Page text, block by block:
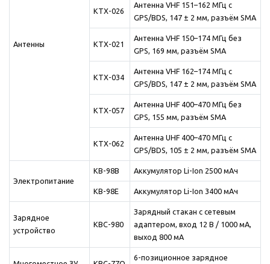
Антенны
KTX-026
Антенна VHF 151–162 МГц с
GPS/BDS, 147 ± 2 мм, разъём SMA
KTX-021
Антенна VHF 150–174 МГц без
GPS, 169 мм, разъём SMA
KTX-034
Антенна VHF 162–174 МГц с
GPS/BDS, 147 ± 2 мм, разъём SMA
KTX-057
Антенна UHF 400–470 МГц без
GPS, 155 мм, разъём SMA
KTX-062
Антенна UHF 400–470 МГц с
GPS/BDS, 105 ± 2 мм, разъём SMA
Электропитание
KB-98B Аккумулятор Li-Ion 2500 мАч
KB-98E Аккумулятор Li-Ion 3400 мАч
Зарядное
устройство
KBC-980
Зарядный стакан с сетевым
адаптером, вход 12 В / 1000 мА,
выход 800 мА
6-позиционное зарядное